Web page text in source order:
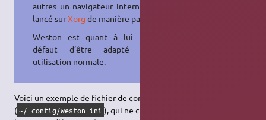
autres un navigateur internet, était
lancé surXorg de manière parallèle.
Weston est quant à lui
défaut d’être adapté à une
utilisation normale.
Voici un exemple de fichier de configuration
( ~/.config/weston.ini ), qui ne correspond pas exactement à